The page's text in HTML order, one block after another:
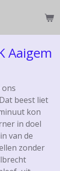
Aaigem
beest liet
kon
in doel
van de
zonder